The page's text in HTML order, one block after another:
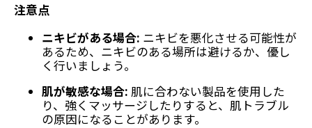
注意点
ニキビがある場合: ニキビを悪化させる可能性が
あるため、ニキビのある場所は避けるか、優し
く行いましょう。
肌が敏感な場合: 肌に合わない製品を使用した
り、強くマッサージしたりすると、肌トラブル
の原因になることがあります。